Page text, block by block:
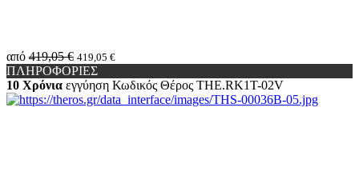
από 419,05 € 419,05 €
ΠΛΗΡΟΦΟΡΙΕΣ
10 Χρόνια εγγύηση Κωδικός Θέρος THE.RK1Τ-02V